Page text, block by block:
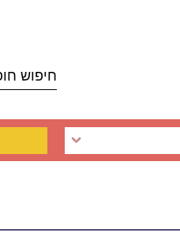
חופשי